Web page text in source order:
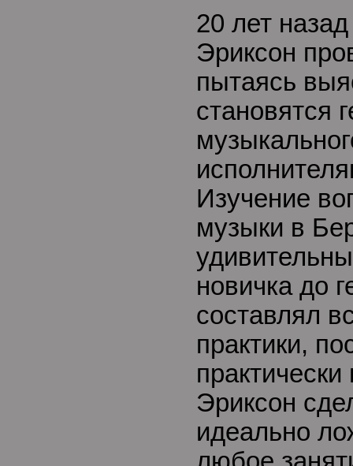
20 лет
Эриксон
пытаясь
становятся
Изучение
музыки в
новичка до
составлял
практики,
Эриксон
идеально